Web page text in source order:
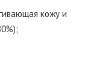
кожу и